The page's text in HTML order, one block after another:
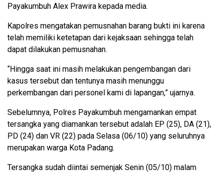
Payakumbuh Alex Prawira kepada media.
Kapolres mengatakan pemusnahan barang bukti ini karena
telah memiliki ketetapan dari kejaksaan sehingga telah
dapat dilakukan pemusnahan.
“Hingga saat ini masih melakukan pengembangan dari
kasus tersebut dan tentunya masih menunggu
perkembangan dari personel kami di lapangan,” ujarnya.
Sebelumnya, Polres Payakumbuh mengamankan empat
tersangka yang diamankan tersebut adalah EP (25), DA (21),
PD (24) dan VR (22) pada Selasa (06/10) yang seluruhnya
merupakan warga Kota Padang.
Tersangka sudah diintai semenjak Senin (05/10) malam